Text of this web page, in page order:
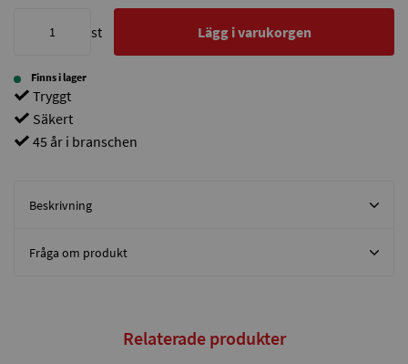
st Lägg i varukorgen
Finns i lager
Tryggt
Säkert
45 år i branschen
Beskrivning
Fråga om produkt
Relaterade produkter